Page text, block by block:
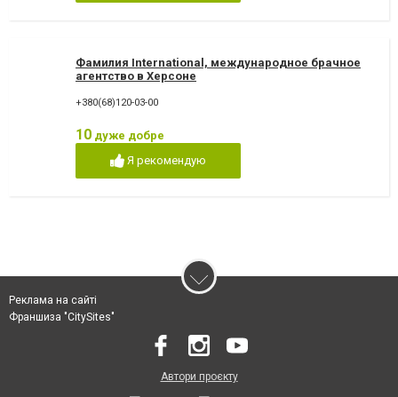
Фамилия International, международное брачное
агентство в Херсоне
+380(68)120-03-00
10 дуже добре
Я рекомендую
Реклама на сайті
Франшиза "CitySites"
Автори проєкту